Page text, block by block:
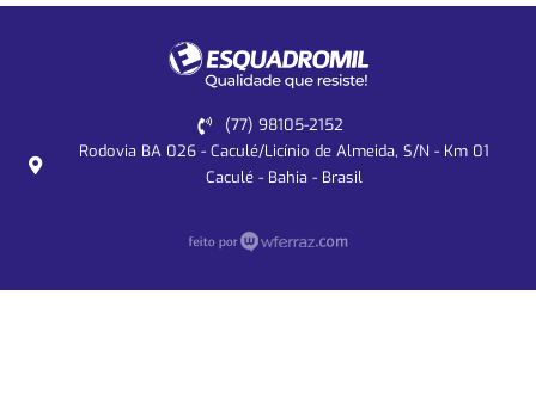
(77) 98105-2152
Rodovia BA 026 - Caculé/Licínio de Almeida, S/N - Km 01
Caculé - Bahia - Brasil